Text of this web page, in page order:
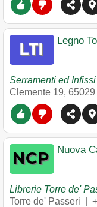
Legno
Serramenti ed
Clemente 19, 65029
Nuova
Librerie Torre de'
Torre de' Passeri